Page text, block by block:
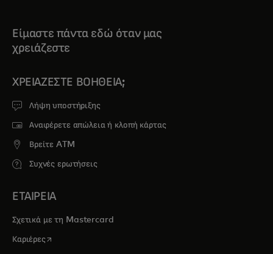
Είμαστε πάντα εδώ όταν μας
χρειάζεστε
ΧΡΕΙΆΖΕΣΤΕ ΒΟΉΘΕΙΑ;
Λήψη υποστήριξης
Αναφέρετε απώλεια ή κλοπή κάρτας
Βρείτε ATM
Συχνές ερωτήσεις
ΕΤΑΙΡΕΙΑ
Σχετικά με τη Mastercard
Καριέρεςopens in a new tab